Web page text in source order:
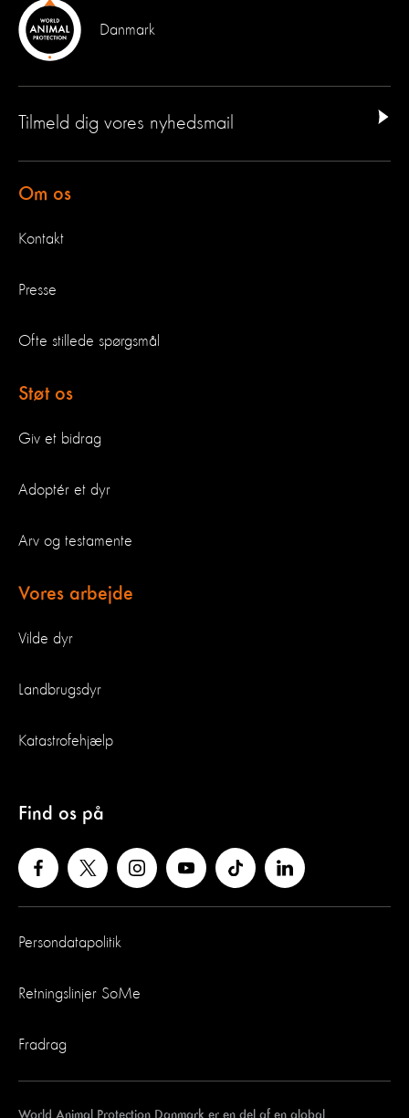
Danmark
Tilmeld dig vores nyhedsmail
Om os
Kontakt
Presse
Ofte stillede spørgsmål
Støt os
Giv et bidrag
Adoptér et dyr
Arv og testamente
Vores arbejde
Vilde dyr
Landbrugsdyr
Katastrofehjælp
Find os på
Persondatapolitik
Retningslinjer SoMe
Fradrag
World Animal Protection Danmark er en del af en global